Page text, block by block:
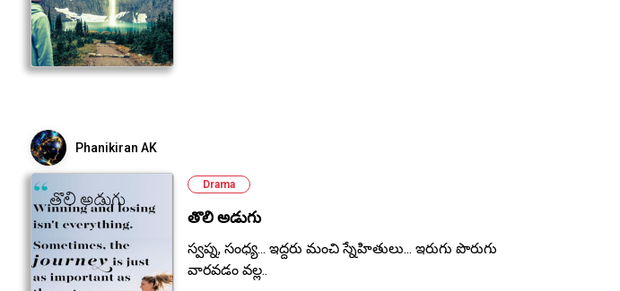
Phanikiran AK
Drama
తొలి అడుగు
స్వప్న, సంధ్య... ఇద్దరు మంచి స్నేహితులు... ఇరుగు పొరుగు
వారవడం వల్ల..